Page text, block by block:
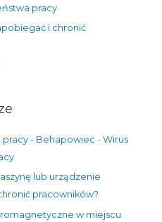
pracy
i chronić
pracy - Behapowiec - Wirus
lub urządzenie
pracowników?
w miejscu